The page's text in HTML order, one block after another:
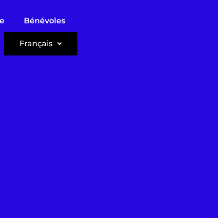
Bénévoles
Français